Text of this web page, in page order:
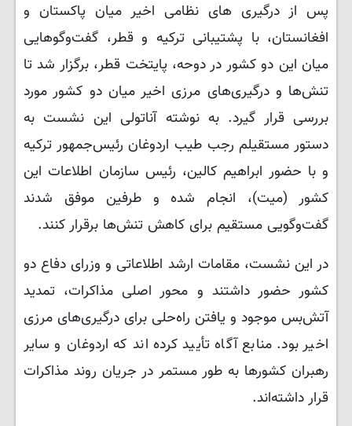
پس از درگیری های نظامی اخیر میان پاکستان و
افغانستان، با پشتیبانی ترکیه و قطر، گفت‌وگوهایی
میان این دو کشور در دوحه، پایتخت قطر، برگزار شد تا
تنش‌ها و درگیری‌های مرزی اخیر میان دو کشور مورد
بررسی قرار گیرد. به نوشته آناتولی این نشست به
دستور مستقیلم رجب طیب اردوغان رئیس‌جمهور ترکیه
و با حضور ابراهیم کالین، رئیس سازمان اطلاعات این
کشور (میت)، انجام شده و طرفین موفق شدند
گفت‌وگویی مستقیم برای کاهش تنش‌ها برقرار کنند.
در این نشست، مقامات ارشد اطلاعاتی و وزرای دفاع دو
کشور حضور داشتند و محور اصلی مذاکرات، تمدید
آتش‌بس موجود و یافتن راه‌حلی برای درگیری‌های مرزی
اخیر بود. منابع آگاه تأیید کرده اند که اردوغان و سایر
رهبران کشورها به طور مستمر در جریان روند مذاکرات
قرار داشته‌اند.